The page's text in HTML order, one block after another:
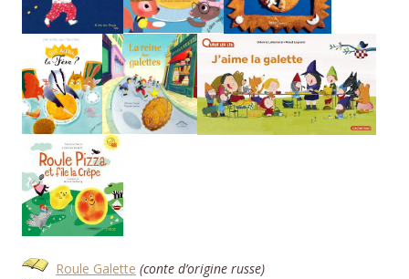
Roule Galette (conte d’origine russe)